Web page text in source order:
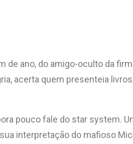
ano, do amigo-oculto da
acerta quem presenteia
pouco fale do star system.
interpretação do mafioso